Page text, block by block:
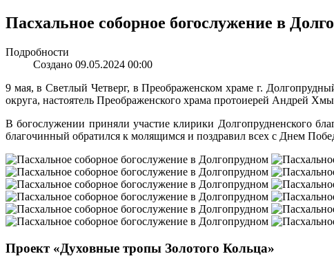
Пасхальное соборное богослужение в
Подробности
Создано 09.05.2024 00:00
9 мая, в Светлый Четверг, в Преображенском храме г.
округа, настоятель Преображенского храма протоиерей Андрей
В богослужении приняли участие клирики Долгопрудненского
благочинный обратился к молящимся и поздравил всех с Днем
Проект «Духовные тропы Золотого Кольца»